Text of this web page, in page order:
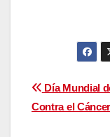
de
Día Mundial
Contra el Cáncer